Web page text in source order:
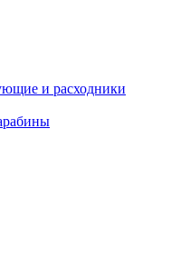
и расходники